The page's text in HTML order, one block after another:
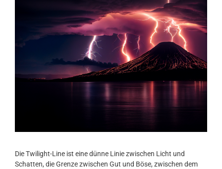
Die Twilight-Line ist eine dünne Linie zwischen Licht und
Schatten, die Grenze zwischen Gut und Böse, zwischen dem